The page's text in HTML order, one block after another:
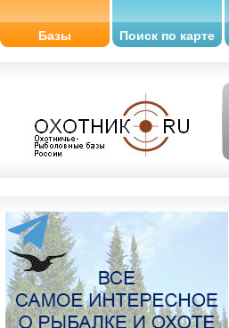
Базы Поиск по карте